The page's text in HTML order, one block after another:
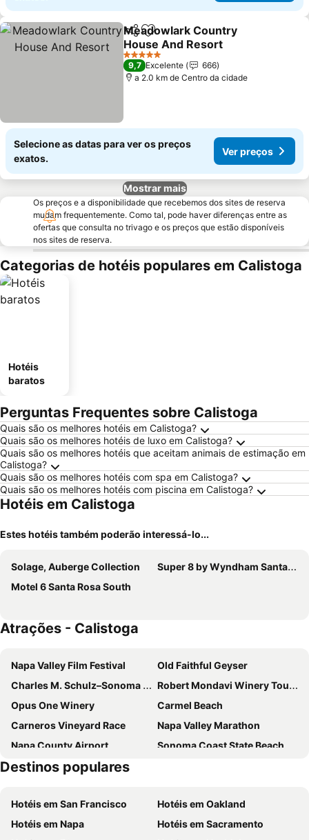
PartilharAdicionar aos favoritos
Meadowlark Country
House And Resort
5 Estrelas
9,7 Excelente
666
a 2.0 km de Centro da cidade
Selecione as datas para ver os preços
exatos.
Ver preços
Mostrar mais
Os preços e a disponibilidade que recebemos dos sites de reserva
mudam frequentemente. Como tal, pode haver diferenças entre as
ofertas que consulta no trivago e os preços que estão disponíveis
nos sites de reserva.
Categorias de hotéis populares em Calistoga
Hotéis
baratos
Perguntas Frequentes sobre Calistoga
Quais são os melhores hotéis em Calistoga?
Quais são os melhores hotéis de luxo em Calistoga?
Quais são os melhores hotéis que aceitam animais de estimação em
Calistoga?
Quais são os melhores hotéis com spa em Calistoga?
Quais são os melhores hotéis com piscina em Calistoga?
Hotéis em Calistoga
Estes hotéis também poderão interessá-lo...
Solage, Auberge Collection
Super 8 by Wyndham Santa Rosa North
Motel 6 Santa Rosa South
Atrações - Calistoga
Napa Valley Film Festival
Old Faithful Geyser
Charles M. Schulz–Sonoma County Airport
Robert Mondavi Winery Tours
Opus One Winery
Carmel Beach
Carneros Vineyard Race
Napa Valley Marathon
Napa County Airport
Sonoma Coast State Beach
Novato Airport
Destinos populares
Hotéis em San Francisco
Hotéis em Oakland
Hotéis em Napa
Hotéis em Sacramento